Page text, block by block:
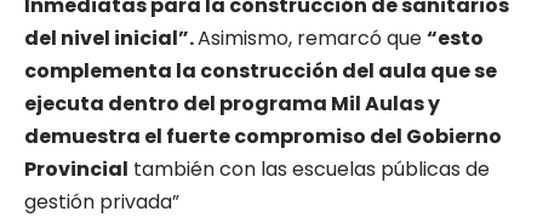
del nivel inicial”.Asimismo, remarcó que“esto
complementa la construcción del aula que se
ejecuta dentro del programa Mil Aulas y
demuestra el fuerte compromiso del Gobierno
Provincial también con las escuelas públicas de
gestión privada”